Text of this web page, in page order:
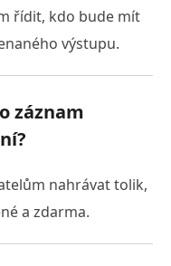
řídit, kdo bude mít
výstupu.
záznam
nahrávat tolik,
a zdarma.